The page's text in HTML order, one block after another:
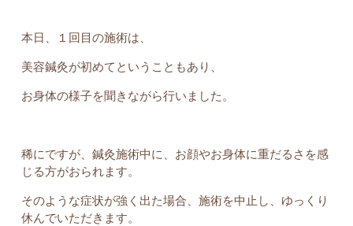
本日、１回目の施術は、
美容鍼灸が初めてということもあり、
お身体の様子を聞きながら行いました。
稀にですが、鍼灸施術中に、お顔やお身体に重だるさを感
じる方がおられます。
そのような症状が強く出た場合、施術を中止し、ゆっくり
休んでいただきます。